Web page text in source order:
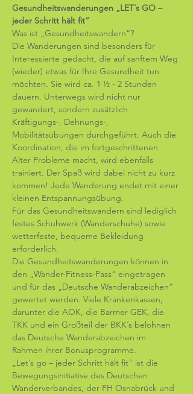
Gesundheitswanderungen „LET´s GO –
jeder Schritt hält fit“
Was ist „Gesundheitswandern“?
Die Wanderungen sind besonders für
Interessierte gedacht, die auf sanftem Weg
(wieder) etwas für Ihre Gesundheit tun
möchten. Sie wird ca. 1 ½ - 2 Stunden
dauern. Unterwegs wird nicht nur
gewandert, sondern zusätzlich
Kräftigungs-, Dehnungs-,
Mobilitätsübungen durchgeführt. Auch die
Koordination, die im fortgeschrittenen
Alter Probleme macht, wird ebenfalls
trainiert. Der Spaß wird dabei nicht zu kurz
kommen! Jede Wanderung endet mit einer
kleinen Entspannungsübung.
Für das Gesundheitswandern sind lediglich
festes Schuhwerk (Wanderschuhe) sowie
wetterfeste, bequeme Bekleidung
erforderlich.
Die Gesundheitswanderungen können in
den „Wander-Fitness-Pass“ eingetragen
und für das „Deutsche Wanderabzeichen“
gewertet werden. Viele Krankenkassen,
darunter die AOK, die Barmer GEK, die
TKK und ein Großteil der BKK´s belohnen
das Deutsche Wanderabzeichen im
Rahmen ihrer Bonusprogramme.
„Let´s go – jeder Schritt hält fit“ ist die
Bewegungsinitiative des Deutschen
Wanderverbandes, der FH Osnabrück und